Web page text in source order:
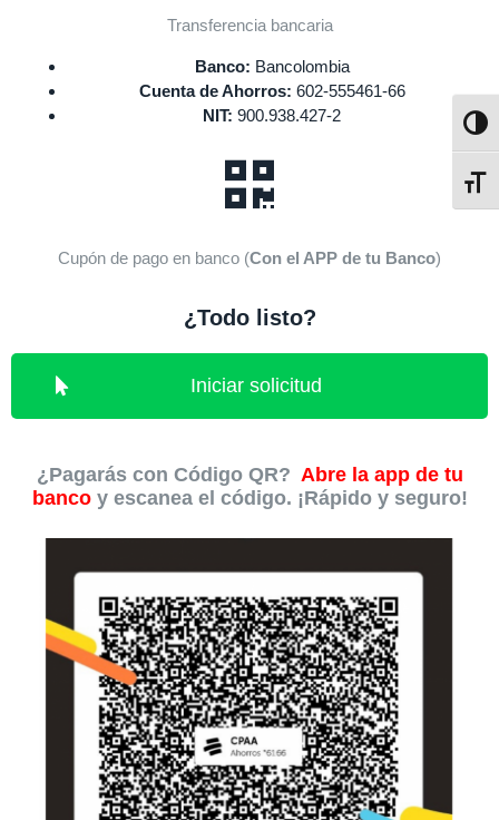
Transferencia bancaria
Banco: Bancolombia
Cuenta de Ahorros: 602-555461-66
NIT: 900.938.427-2
Cupón de pago en banco (Con el APP de tu Banco)
¿Todo listo?
Iniciar solicitud
¿Pagarás con Código QR? Abre la app de tu
bancoy escanea el código. ¡Rápido y seguro!